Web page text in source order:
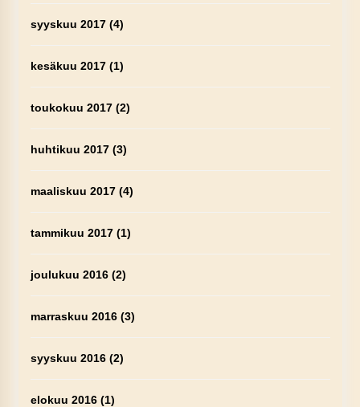
syyskuu 2017(4)
kesäkuu 2017(1)
toukokuu 2017(2)
huhtikuu 2017(3)
maaliskuu 2017(4)
tammikuu 2017(1)
joulukuu 2016(2)
marraskuu 2016(3)
syyskuu 2016(2)
elokuu 2016(1)